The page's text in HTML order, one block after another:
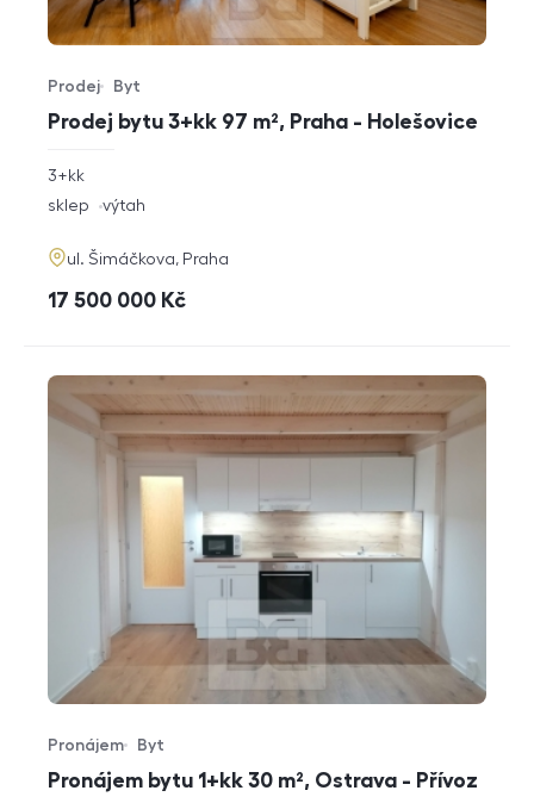
Prodej bytu 3+kk 97 m², Praha - Holešovice
Typ nabídky
Prodej
Typ nemovitosti
Byt
rozměry
dispozice
3+kk
funkce
sklep výtah
adresa
ul. Šimáčkova, Praha
cena
17 500 000 Kč
Pronájem bytu 1+kk 30 m², Ostrava - Přívoz
Typ nabídky
Pronájem
Typ nemovitosti
Byt